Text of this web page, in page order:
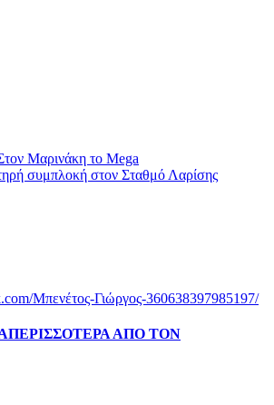
Μαρινάκη το Mega
συμπλοκή στον Σταθμό Λαρίσης
Μπενέτος-Γιώργος-360638397985197/
ΠΕΡΙΣΣΟΤΕΡΑ ΑΠΟ ΤΟΝ